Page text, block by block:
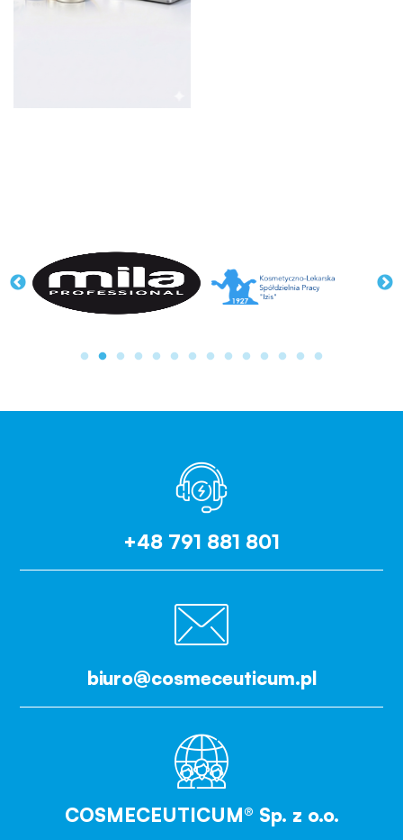
+48 791 881 801
biuro@cosmeceuticum.pl
COSMECEUTICUM® Sp. z o.o.